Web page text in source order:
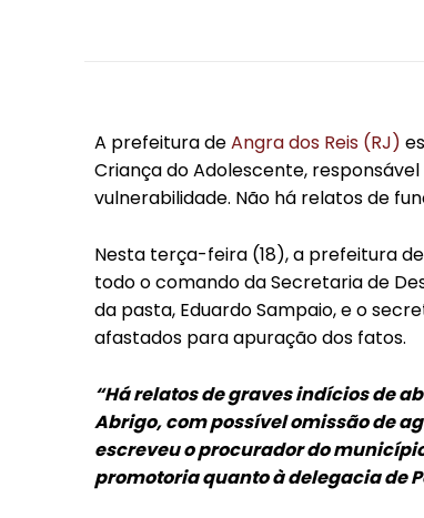
A prefeitura deAngra dos Reis (RJ)
Criança do Adolescente,
vulnerabilidade. Não há relatos de
Nesta terça-feira (18), a prefeitura
todo o comando da Secretaria de
da pasta, Eduardo Sampaio, e o
afastados para apuração dos fatos.
“Há relatos de graves indícios de
Abrigo, com possível omissão de
escreveu o procurador do
promotoria quanto à delegacia de